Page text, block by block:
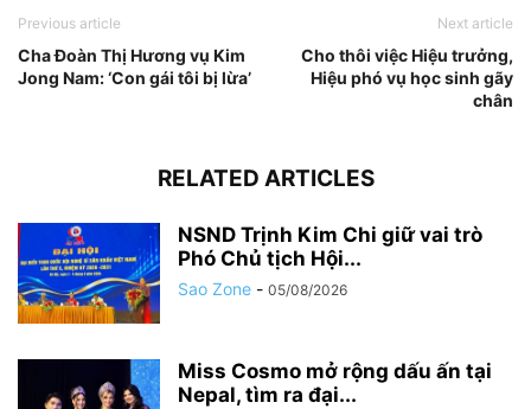
Previous article
Cha Đoàn Thị Hương vụ Kim
Jong Nam: ‘Con gái tôi bị lừa’
Next article
Cho thôi việc Hiệu trưởng,
Hiệu phó vụ học sinh gãy
chân
RELATED ARTICLES
NSND Trịnh Kim Chi giữ vai trò
Phó Chủ tịch Hội...
Sao Zone - 05/08/2026
Miss Cosmo mở rộng dấu ấn tại
Nepal, tìm ra đại...